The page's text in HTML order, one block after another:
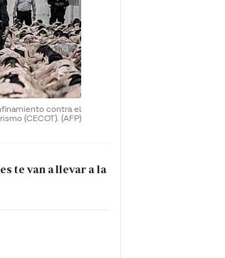
contra el
(CECOT). (AFP)
te van a llevar a la